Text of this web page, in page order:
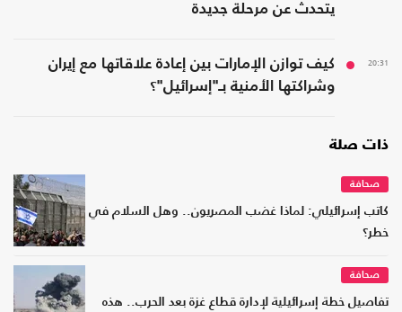
يتحدث عن مرحلة جديدة
20:31
كيف توازن الإمارات بين إعادة علاقاتها مع إيران
وشراكتها الأمنية بـ"إسرائيل"؟
ذات صلة
صحافة
كاتب إسرائيلي: لماذا غضب المصريون.. وهل السلام في
خطر؟
صحافة
تفاصيل خطة إسرائيلية لإدارة قطاع غزة بعد الحرب.. هذه